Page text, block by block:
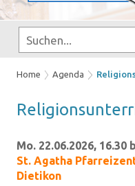
Home Agenda
Mo. 22.06.2026, 16.30
St. Agatha
Dietikon